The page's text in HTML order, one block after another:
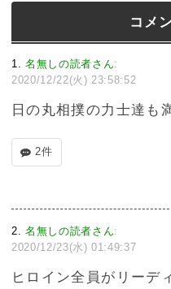
コメ
1 名無しの読者さん:
2020/12/22(火) 23:58:52
日の丸相撲の力士達も
2件
2 名無しの読者さん:
2020/12/23(水) 01:49:37
ヒロイン全員がリーデ